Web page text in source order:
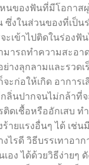
นของฟันที่มีโอกาส
งในส่วนของที่เป็น
ะเข้าไปติดในร่องฟั
มารถทำความสะอา
างลุกลามและรวดเ
ก่อให้เกิด อาการเ
ลิ่นปากจนไม่กล้าที่
ดเชื้อหรืออักเสบ ท
ายแรงอื่นๆ ได้ เช่นมี
รดี วิธีบรรเทาอาก
ง ได้ด้วยวิธีง่ายๆ ดั